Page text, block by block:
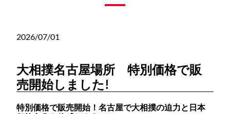
2026/07/01
大相撲名古屋場所 特別価格で販
売開始しました!
特別価格で販売開始！名古屋で大相撲の迫力と日本